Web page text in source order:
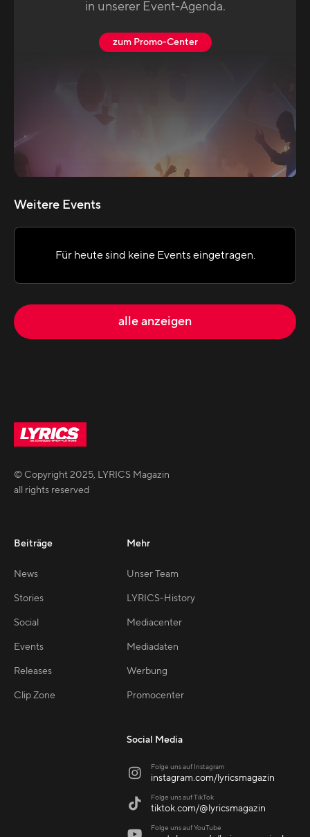
in unserer Event-Agenda.
zum Promo-Center
Weitere Events
Für heute sind keine Events eingetragen.
alle anzeigen
© Copyright2025, LYRICS Magazin
all rights reserved
Beiträge
News
Stories
Social
Events
Releases
Clip Zone
Mehr
Unser Team
LYRICS-History
Mediacenter
Mediadaten
Werbung
Promocenter
Social Media
 Folge uns auf Instagram
instagram.com/lyricsmagazin
 Folge uns auf TikTok
tiktok.com/@lyricsmagazin
 Folge uns auf YouTube